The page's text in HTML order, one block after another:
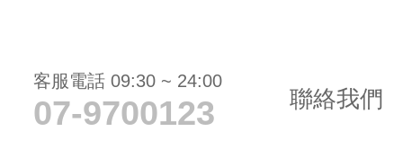
客服電話 09:30 ~ 24:00
07-9700123 聯絡我們